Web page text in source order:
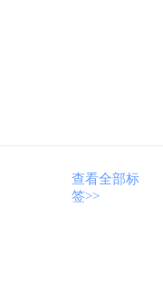
查看全部标
签>>